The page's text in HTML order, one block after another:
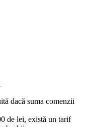
dacă suma comenzii
de lei, există un tarif